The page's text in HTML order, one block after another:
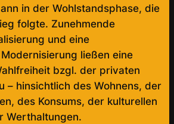
in der Wohlstandsphase, die
folgte. Zunehmende
und eine
ließen eine
bzgl. der privaten
– hinsichtlich des Wohnens, der
des Konsums, der kulturellen
Werthaltungen.